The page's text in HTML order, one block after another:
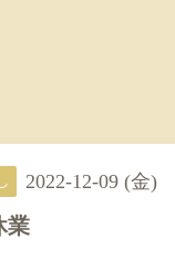
2022-12-09 (金)
業